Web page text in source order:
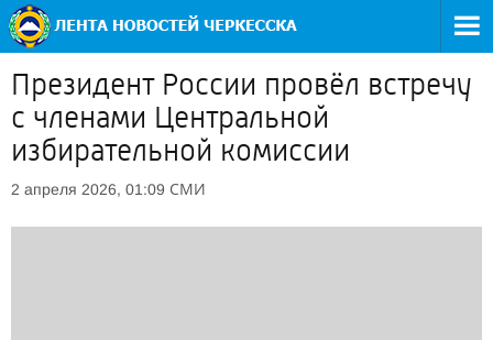
Президент России провёл встречу
с членами Центральной
избирательной комиссии
2 апреля 2026, 01:09 СМИ